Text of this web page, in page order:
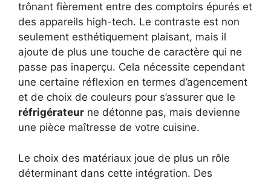
trônant fièrement entre des comptoirs épurés et
des appareils high-tech. Le contraste est non
seulement esthétiquement plaisant, mais il
ajoute de plus une touche de caractère qui ne
passe pas inaperçu. Cela nécessite cependant
une certaine réflexion en termes d’agencement
et de choix de couleurs pour s’assurer que le
réfrigérateur ne détonne pas, mais devienne
une pièce maîtresse de votre cuisine.
Le choix des matériaux joue de plus un rôle
déterminant dans cette intégration. Des